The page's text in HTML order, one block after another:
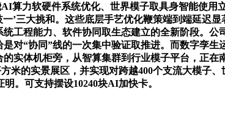
力软硬件系统优化、世界模子取具身智能使用
’三大挑和。这些底层手艺优化鞭策端到端延迟
工程能力、软件协同取生态建立的全新阶段。
对“协同”线的一次集中验证取推进。而数字孪生
实体机柜旁，从智算集群到行业模子平台，正
米的实景展区，并实现对跨越400个支流大模子
。可支持摆设10240块AI加快卡。